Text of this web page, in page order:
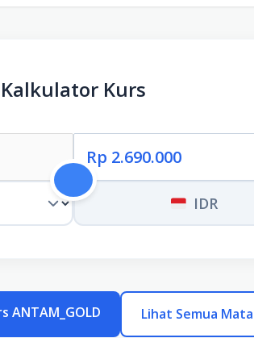
Kalkulator Kurs
IDR
ANTAM_GOLD Lihat Semua